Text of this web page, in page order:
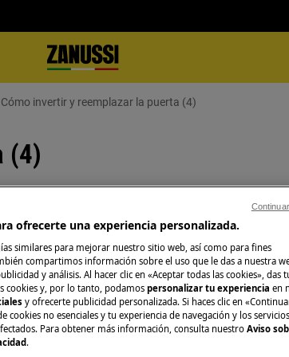
Cómo invertir y reemplazar la puerta (4)
(4)
el
pesados son
ofrecerte una experiencia personalizada.
similares para mejorar nuestro sitio web, así como para fines
compartimos información sobre el uso que le das a nuestra
y análisis. Al hacer clic en «Aceptar todas las cookies», das
cookies y, por lo tanto, podamos personalizar tu experiencia en
y ofrecerte publicidad personalizada. Si haces clic en
cookies no esenciales y tu experiencia de navegación y los
Para obtener más información, consulta nuestro Aviso
.